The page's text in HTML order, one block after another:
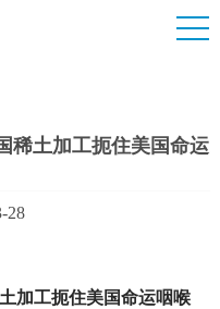
稀土加工扼住美国命运
28
加工扼住美国命运咽喉